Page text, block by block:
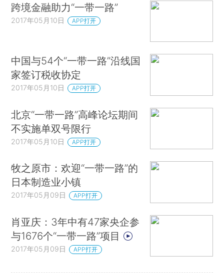
跨境金融助力“一带一路”
2017年05月10日 APP打开
中国与54个“一带一路”沿线国
家签订税收协定
2017年05月10日 APP打开
北京“一带一路”高峰论坛期间
不实施单双号限行
2017年05月10日 APP打开
牧之原市：欢迎“一带一路”的
日本制造业小镇
2017年05月09日 APP打开
肖亚庆：3年中有47家央企参
与1676个“一带一路”项目
2017年05月09日 APP打开